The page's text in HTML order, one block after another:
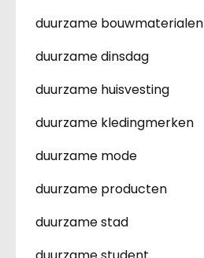
duurzame bouwmaterialen
duurzame dinsdag
duurzame huisvesting
duurzame kledingmerken
duurzame mode
duurzame producten
duurzame stad